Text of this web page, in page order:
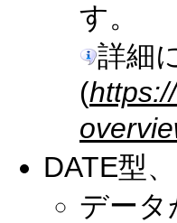
す。
詳細
(
DATE型
データ